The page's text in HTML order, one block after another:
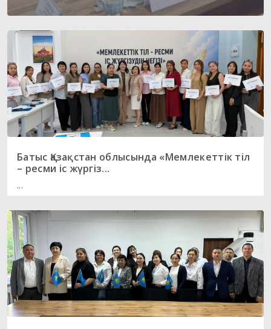
Батыс Қазақстан облысында «Мемлекеттік тіл
– ресми іс жүргіз...
...